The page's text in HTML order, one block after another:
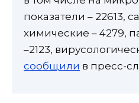
показатели – 22613,
химические – 4279,
–2123,
сообщили в пресс-